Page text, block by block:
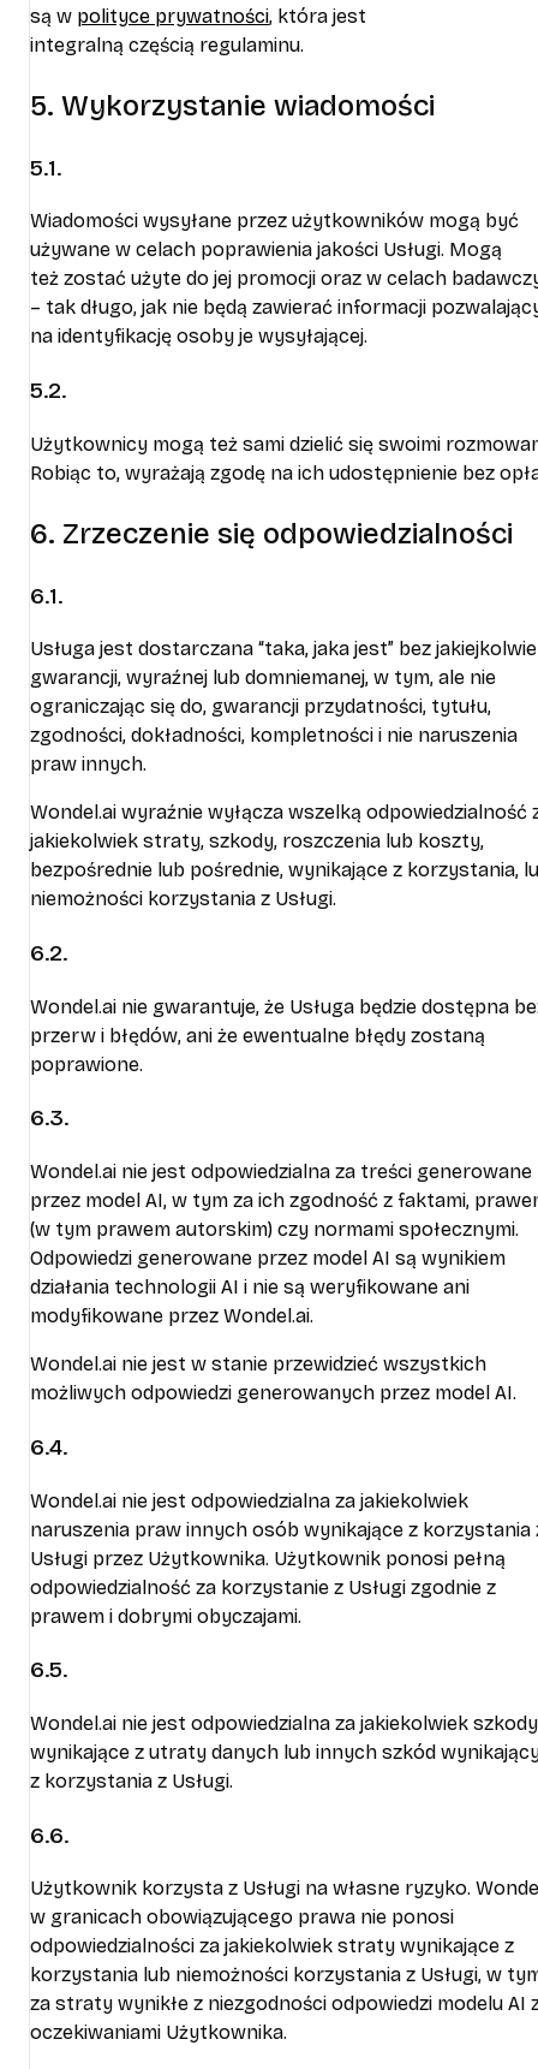
są w polityce prywatności, która jest
integralną częścią regulaminu.
5. Wykorzystanie wiadomości
5.1.
Wiadomości wysyłane przez użytkowników mogą być
używane w celach poprawienia jakości Usługi. Mogą
też zostać użyte do jej promocji oraz w celach
– tak długo, jak nie będą zawierać informacji
na identyfikację osoby je wysyłającej.
5.2.
Użytkownicy mogą też sami dzielić się swoimi
Robiąc to, wyrażają zgodę na ich udostępnienie bez
6. Zrzeczenie się odpowiedzialności
6.1.
Usługa jest dostarczana “taka, jaka jest” bez
gwarancji, wyraźnej lub domniemanej, w tym, ale nie
ograniczając się do, gwarancji przydatności, tytułu,
zgodności, dokładności, kompletności i nie naruszenia
praw innych.
Wondel.ai wyraźnie wyłącza wszelką odpowiedzialność
jakiekolwiek straty, szkody, roszczenia lub koszty,
bezpośrednie lub pośrednie, wynikające z korzystania,
niemożności korzystania z Usługi.
6.2.
Wondel.ai nie gwarantuje, że Usługa będzie dostępna
przerw i błędów, ani że ewentualne błędy zostaną
poprawione.
6.3.
Wondel.ai nie jest odpowiedzialna za treści generowane
przez model AI, w tym za ich zgodność z faktami,
(w tym prawem autorskim) czy normami społecznymi.
Odpowiedzi generowane przez model AI są wynikiem
działania technologii AI i nie są weryfikowane ani
modyfikowane przez Wondel.ai.
Wondel.ai nie jest w stanie przewidzieć wszystkich
możliwych odpowiedzi generowanych przez model AI.
6.4.
Wondel.ai nie jest odpowiedzialna za jakiekolwiek
naruszenia praw innych osób wynikające z korzystania
Usługi przez Użytkownika. Użytkownik ponosi pełną
odpowiedzialność za korzystanie z Usługi zgodnie z
prawem i dobrymi obyczajami.
6.5.
Wondel.ai nie jest odpowiedzialna za jakiekolwiek szkody
wynikające z utraty danych lub innych szkód
z korzystania z Usługi.
6.6.
Użytkownik korzysta z Usługi na własne ryzyko.
w granicach obowiązującego prawa nie ponosi
odpowiedzialności za jakiekolwiek straty wynikające z
korzystania lub niemożności korzystania z Usługi, w
za straty wynikłe z niezgodności odpowiedzi modelu AI
oczekiwaniami Użytkownika.